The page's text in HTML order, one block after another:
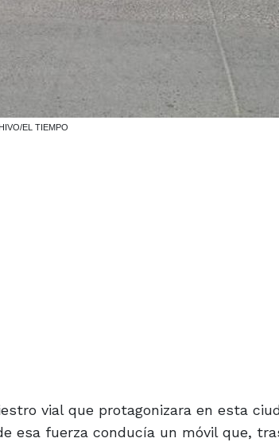
EL TIEMPO
vial que protagonizara en esta
esa fuerza conducía un móvil que,